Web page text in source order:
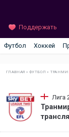
Поддержать
Футбол Хоккей
ГЛАВНАЯ »ФУТБОЛ »
Лига